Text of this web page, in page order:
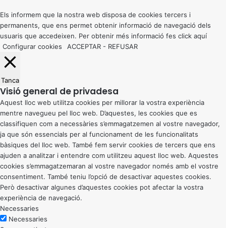
button
Els informem que la nostra web disposa de cookies tercers i
permanents, que ens permet obtenir informació de navegació dels
usuaris que accedeixen. Per obtenir més informació fes click aquí
Configurar cookies
ACCEPTAR - REFUSAR
Tanca
Visió general de privadesa
Aquest lloc web utilitza cookies per millorar la vostra experiència
mentre navegueu pel lloc web. D’aquestes, les cookies que es
classifiquen com a necessàries s’emmagatzemen al vostre navegador,
ja que són essencials per al funcionament de les funcionalitats
bàsiques del lloc web. També fem servir cookies de tercers que ens
ajuden a analitzar i entendre com utilitzeu aquest lloc web. Aquestes
cookies s’emmagatzemaran al vostre navegador només amb el vostre
consentiment. També teniu l’opció de desactivar aquestes cookies.
Però desactivar algunes d’aquestes cookies pot afectar la vostra
experiència de navegació.
Necessaries
Necessaries